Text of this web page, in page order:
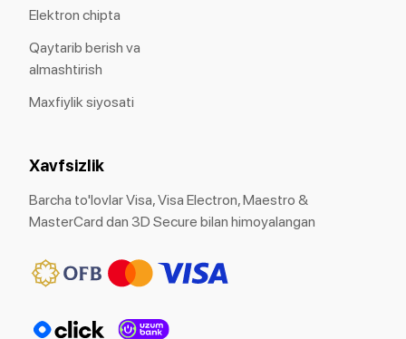
Elektron chipta
Qaytarib berish va
almashtirish
Maxfiylik siyosati
Xavfsizlik
Barcha to'lovlar Visa, Visa Electron, Maestro &
MasterCard dan 3D Secure bilan himoyalangan